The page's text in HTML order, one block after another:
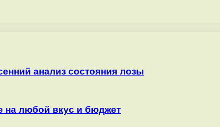
анализ состояния лозы
на любой вкус и бюджет